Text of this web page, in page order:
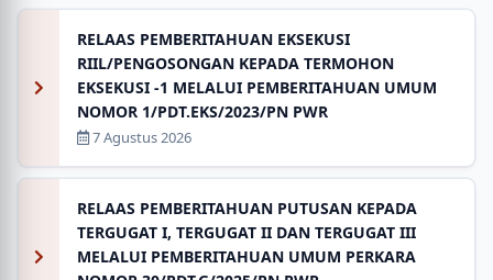
RELAAS PEMBERITAHUAN EKSEKUSI
RIIL/PENGOSONGAN KEPADA TERMOHON
EKSEKUSI -1 MELALUI PEMBERITAHUAN UMUM
NOMOR 1/PDT.EKS/2023/PN PWR
7 Agustus 2026
RELAAS PEMBERITAHUAN PUTUSAN KEPADA
TERGUGAT I, TERGUGAT II DAN TERGUGAT III
MELALUI PEMBERITAHUAN UMUM PERKARA